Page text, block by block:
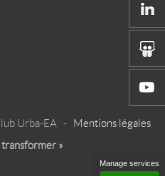
Urba-EA -
Mentions légales
»
Manage services